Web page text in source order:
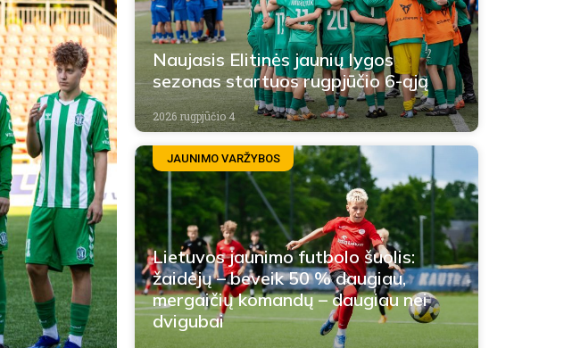
Naujasis Elitinės jaunių lygos
sezonas startuos rugpjūčio 6-ąją
2026 rugpjūčio 4
JAUNIMO VARŽYBOS
Lietuvos jaunimo futbolo šuolis:
žaidėjų – beveik 50 % daugiau,
mergaičių komandų – daugiau nei
dvigubai